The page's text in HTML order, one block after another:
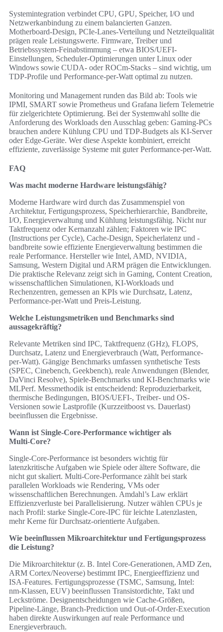
Systemintegration verbindet CPU, GPU, Speicher, I/O und
Netzwerkanbindung zu einem balancierten Ganzen.
Motherboard-Design, PCIe-Lanes-Verteilung und Netzteilqualität
prägen reale Leistungswerte. Firmware, Treiber und
Betriebssystem-Feinabstimmung – etwa BIOS/UEFI-
Einstellungen, Scheduler-Optimierungen unter Linux oder
Windows sowie CUDA- oder ROCm-Stacks – sind wichtig, um
TDP-Profile und Performance-per-Watt optimal zu nutzen.
Monitoring und Management runden das Bild ab: Tools wie
IPMI, SMART sowie Prometheus und Grafana liefern Telemetrie
für zielgerichtete Optimierung. Bei der Systemwahl sollte die
Anforderung des Workloads den Ausschlag geben: Gaming-PCs
brauchen andere Kühlung CPU und TDP-Budgets als KI-Server
oder Edge-Geräte. Wer diese Aspekte kombiniert, erreicht
effiziente, zuverlässige Systeme mit guter Performance-per-Watt.
FAQ
Was macht moderne Hardware leistungsfähig?
Moderne Hardware wird durch das Zusammenspiel von
Architektur, Fertigungsprozess, Speicherhierarchie, Bandbreite,
I/O, Energieverwaltung und Kühlung leistungsfähig. Nicht nur
Taktfrequenz oder Kernanzahl zählen; Faktoren wie IPC
(Instructions per Cycle), Cache-Design, Speicherlatenz und -
bandbreite sowie effiziente Energieverwaltung bestimmen die
reale Performance. Hersteller wie Intel, AMD, NVIDIA,
Samsung, Western Digital und ARM prägen die Entwicklungen.
Die praktische Relevanz zeigt sich in Gaming, Content Creation,
wissenschaftlichen Simulationen, KI-Workloads und
Rechenzentren, gemessen an KPIs wie Durchsatz, Latenz,
Performance-per-Watt und Preis-Leistung.
Welche Leistungsmetriken und Benchmarks sind
aussagekräftig?
Relevante Metriken sind IPC, Taktfrequenz (GHz), FLOPS,
Durchsatz, Latenz und Energieverbrauch (Watt, Performance-
per-Watt). Gängige Benchmarks umfassen synthetische Tests
(SPEC, Cinebench, Geekbench), reale Anwendungen (Blender,
DaVinci Resolve), Spiele-Benchmarks und KI-Benchmarks wie
MLPerf. Messmethodik ist entscheidend: Reproduzierbarkeit,
thermische Bedingungen, BIOS/UEFI-, Treiber- und OS-
Versionen sowie Lastprofile (Kurzzeitboost vs. Dauerlast)
beeinflussen die Ergebnisse.
Wann ist Single‑Core‑Performance wichtiger als
Multi‑Core?
Single‑Core-Performance ist besonders wichtig für
latenzkritische Aufgaben wie Spiele oder ältere Software, die
nicht gut skaliert. Multi‑Core-Performance zählt bei stark
parallelen Workloads wie Rendering, VMs oder
wissenschaftlichen Berechnungen. Amdahl’s Law erklärt
Effizienzverluste bei Parallelisierung. Nutzer wählen CPUs je
nach Profil: starke Single‑Core-IPC für leichte Latenzlasten,
mehr Kerne für Durchsatz-orientierte Aufgaben.
Wie beeinflussen Mikroarchitektur und Fertigungsprozess
die Leistung?
Die Mikroarchitektur (z. B. Intel Core‑Generationen, AMD Zen,
ARM Cortex/Neoverse) bestimmt IPC, Energieeffizienz und
ISA‑Features. Fertigungsprozesse (TSMC, Samsung, Intel:
nm‑Klassen, EUV) beeinflussen Transistordichte, Takt und
Leckströme. Designentscheidungen wie Cache‑Größen,
Pipeline‑Länge, Branch‑Prediction und Out‑of‑Order‑Execution
haben direkte Auswirkungen auf reale Performance und
Energieverbrauch.